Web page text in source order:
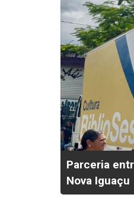
Parceria
Nova Iguaçu